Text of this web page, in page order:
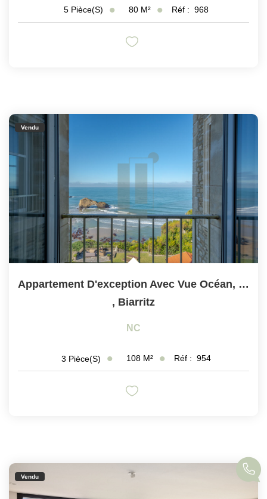
5 Pièce(s) 80 M² Réf : 968
Vendu
Appartement D'exception Avec Vue Océan, Villa Historique...
, Biarritz
NC
3 Pièce(s) 108 M² Réf : 954
Vendu